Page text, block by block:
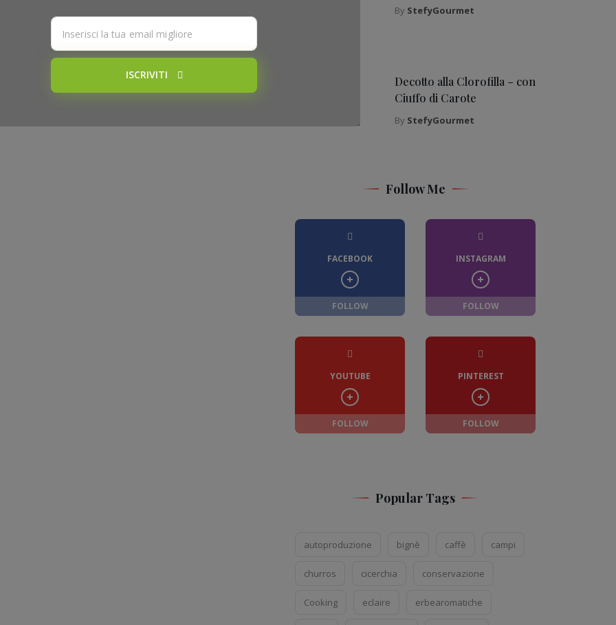
ISCRIVITI
By StefyGourmet
Decotto alla Clorofilla – con
Ciuffo di Carote
By StefyGourmet
Follow Me
FACEBOOK
FOLLOW
INSTAGRAM
FOLLOW
YOUTUBE
FOLLOW
PINTEREST
FOLLOW
Popular Tags
autoproduzione bignè caffè campi
churros cicerchia conservazione
Cooking eclaire erbearomatiche